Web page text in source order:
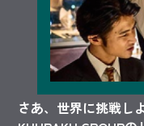
さあ、世界に挑戦し